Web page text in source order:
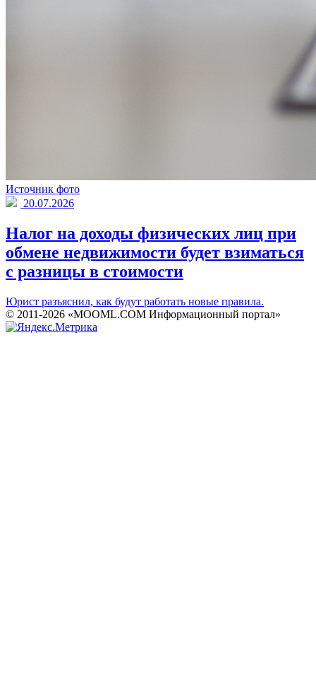
Источник фото
20.07.2026
Налог на доходы физических лиц при
обмене недвижимости будет взиматься
с разницы в стоимости
Юрист разъяснил, как будут работать новые правила.
© 2011-2026 «MOOML.COM Информационный портал»